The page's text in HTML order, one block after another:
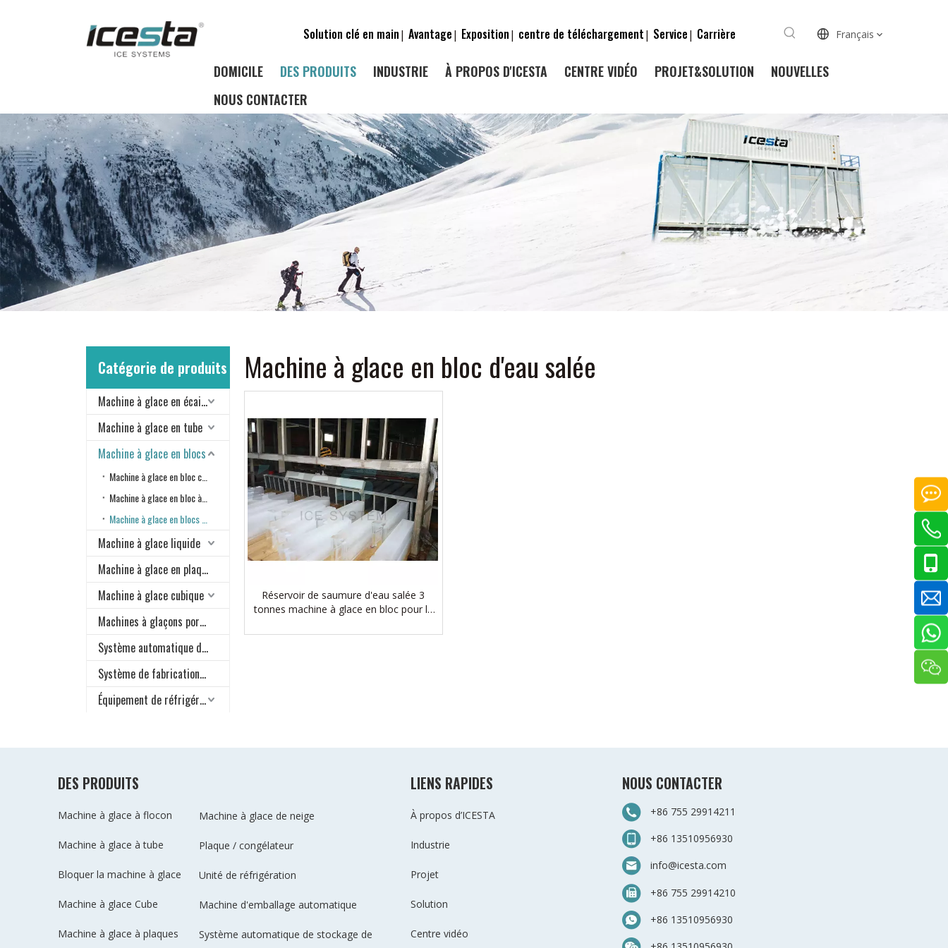
Solution clé en main|Avantage| Exposition| centre de téléchargement| Service| Carrière Français
DOMICILE DES PRODUITS INDUSTRIE À PROPOS D'ICESTA CENTRE VIDÉO PROJET&SOLUTION
NOUVELLES
NOUS CONTACTER
Catégorie de produits
Machine à glace en écailles
Machine à glace en tube
Machine à glace en blocs
Machine à glace liquide
Machine à glace en plaque
Machine à glace cubique
Machines à glaçons portables
Système automatique de stockage et de livraison de glace
Système de fabrication de neige tous temps
Équipement de réfrigération industriel
Machine à glace en bloc d'eau salée
Réservoir de saumure d'eau salée 3
tonnes machine à glace en bloc pour le
DES PRODUITS
Machine à glace à flocon
Machine à glace à tube
Bloquer la machine à glace
Machine à glace Cube
Machine à glace à plaques
Machine à glace de neige
Plaque / congélateur
Unité de réfrigération
Machine d'emballage automatique
Système automatique de stockage de
LIENS RAPIDES
À propos d’ICESTA
Industrie
Projet
Solution
Centre vidéo
NOUS CONTACTER
+86 755 29914211
+86 13510956930
info@icesta.com
+86 755 29914210
+86 13510956930